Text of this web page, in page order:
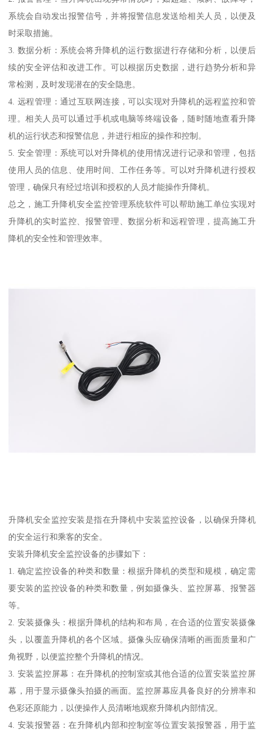
系统会自动发出报警信号，并将报警信息发送给相关人员，以便及
时采取措施。
3. 数据分析：系统会将升降机的运行数据进行存储和分析，以便后
续的安全评估和改进工作。可以根据历史数据，进行趋势分析和异
常检测，及时发现潜在的安全隐患。
4. 远程管理：通过互联网连接，可以实现对升降机的远程监控和管
理。相关人员可以通过手机或电脑等终端设备，随时随地查看升降
机的运行状态和报警信息，并进行相应的操作和控制。
5. 安全管理：系统可以对升降机的使用情况进行记录和管理，包括
使用人员的信息、使用时间、工作任务等。可以对升降机进行授权
管理，确保只有经过培训和授权的人员才能操作升降机。
总之，施工升降机安全监控管理系统软件可以帮助施工单位实现对
升降机的实时监控、报警管理、数据分析和远程管理，提高施工升
降机的安全性和管理效率。
升降机安全监控安装是指在升降机中安装监控设备，以确保升降机
的安全运行和乘客的安全。
安装升降机安全监控设备的步骤如下：
1. 确定监控设备的种类和数量：根据升降机的类型和规模，确定需
要安装的监控设备的种类和数量，例如摄像头、监控屏幕、报警器
等。
2. 安装摄像头：根据升降机的结构和布局，在合适的位置安装摄像
头，以覆盖升降机的各个区域。摄像头应确保清晰的画面质量和广
角视野，以便监控整个升降机的情况。
3. 安装监控屏幕：在升降机的控制室或其他合适的位置安装监控屏
幕，用于显示摄像头拍摄的画面。监控屏幕应具备良好的分辨率和
色彩还原能力，以便操作人员清晰地观察升降机内部情况。
4. 安装报警器：在升降机内部和控制室等位置安装报警器，用于监